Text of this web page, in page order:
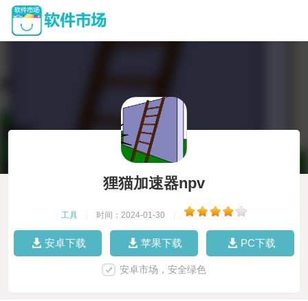
狸猫加速器npv
工具 时间：2024-01-30
安卓下载 苹果下载 PC下载
安卓市场，安全绿色